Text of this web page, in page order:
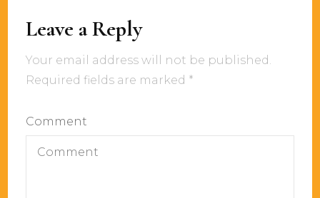
Leave a Reply
Your email address will not be published.
Required fields are marked *
Comment